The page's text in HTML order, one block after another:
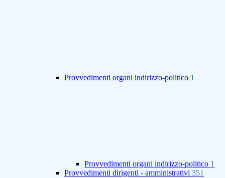
Provvedimenti organi indirizzo-politico 1
Provvedimenti organi indirizzo-politico 1
Provvedimenti dirigenti - amministrativi 351